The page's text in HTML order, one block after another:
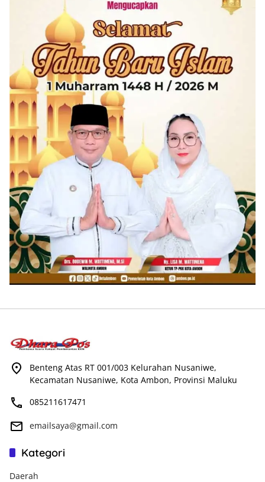
Benteng Atas RT 001/003 Kelurahan Nusaniwe,
Kecamatan Nusaniwe, Kota Ambon, Provinsi Maluku
085211617471
emailsaya@gmail.com
Kategori
Daerah